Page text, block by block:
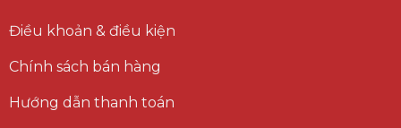
Điều khoản & điều kiện
Chính sách bán hàng
Hướng dẫn thanh toán